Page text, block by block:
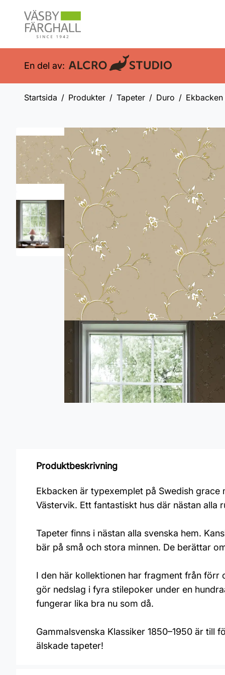
En del av:
Startsida Produkter Tapeter Duro Ekbacken
Produktbeskrivning
Ekbacken är typexemplet på Swedish
Västervik. Ett fantastiskt hus där nästan alla
Tapeter finns i nästan alla svenska hem.
bär på små och stora minnen. De berättar
I den här kollektionen har fragment från
gör nedslag i fyra stilepoker under en
fungerar lika bra nu som då.
Gammalsvenska Klassiker 1850–1950 är
älskade tapeter!